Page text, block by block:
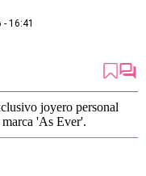
16:41
joyero personal
'As Ever'.